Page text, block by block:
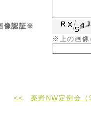
像認証※
※上の画像
<< 秦野NW定例会